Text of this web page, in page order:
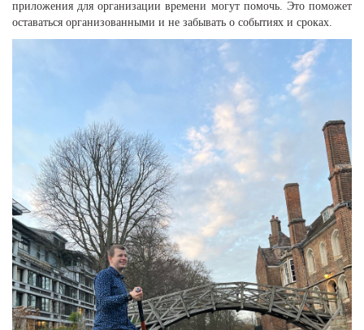
приложения для организации времени могут помочь. Это поможет
оставаться организованными и не забывать о событиях и сроках.